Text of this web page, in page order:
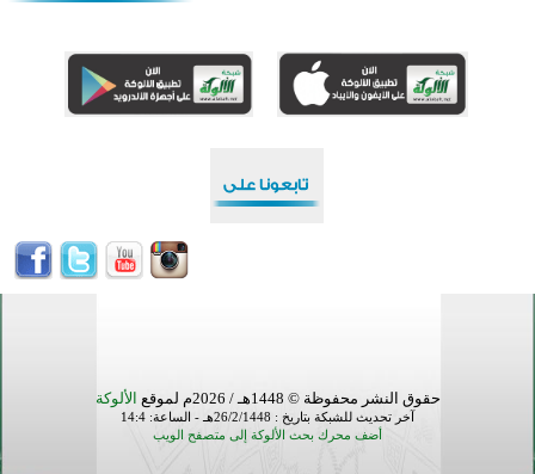
منطقة ريبوفسي تحتفل بميلاد مسجد جديد في أجواء إيمانية مميزة
أكبر مشروع إسلامي في ريف أستراليا يفتتح أبوابه بعد سنوات من العمل والعطاء
اختتام الدورة التاسعة لمسابقة حفظ وتلاوة القرآن الكريم في أزناكاييف
حقوق النشر محفوظة © 1448هـ / 2026م لموقع الألوكة
آخر تحديث للشبكة بتاريخ : 26/2/1448هـ - الساعة: 14:4
أضف محرك بحث الألوكة إلى متصفح الويب